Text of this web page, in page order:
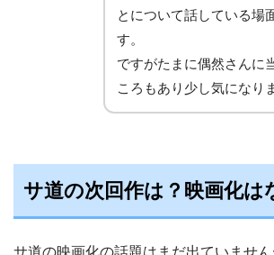
とについて話している場
す。
ですがたまに偶然さんに
ころもあり少し気になり
サ道の次回作は？映画化は